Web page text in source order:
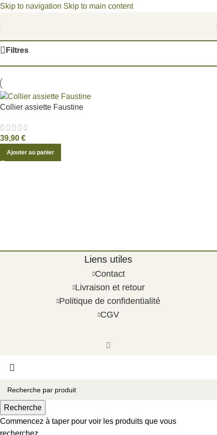
Skip to navigation Skip to main content
Filtres
Collier assiette Faustine
39,90 €
Ajouter au panier
Liens utiles
Contact
Livraison et retour
Politique de confidentialité
CGV
Recherche
Commencez à taper pour voir les produits que vous
recherchez.